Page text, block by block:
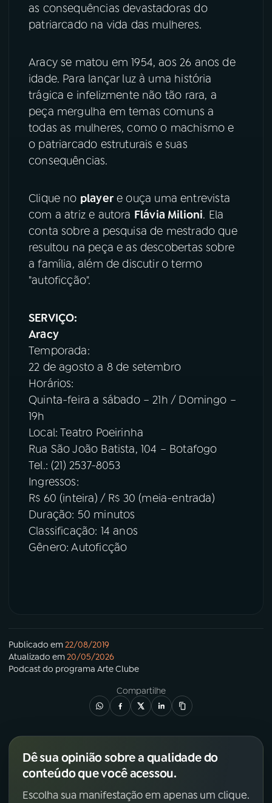
ACOMPANHE A RÁDIO MEC
YouTube Facebook
Instagram X
TikTok
as consequências devastadoras do
patriarcado na vida das mulheres.
Aracy se matou em 1954, aos 26 anos de
idade. Para lançar luz à uma história
trágica e infelizmente não tão rara, a
peça mergulha em temas comuns a
todas as mulheres, como o machismo e
o patriarcado estruturais e suas
consequências.
Clique no playere ouça uma entrevista
com a atriz e autora Flávia Milioni. Ela
conta sobre a pesquisa de mestrado que
resultou na peça e as descobertas sobre
a família, além de discutir o termo
"autoficção".
SERVIÇO:
Aracy
Temporada:
22 de agosto a 8 de setembro
Horários:
Quinta-feira a sábado – 21h / Domingo –
19h
Local: Teatro Poeirinha
Rua São João Batista, 104 – Botafogo
Tel.: (21) 2537-8053
Ingressos:
R$ 60 (inteira) / R$ 30 (meia-entrada)
Duração: 50 minutos
Classificação: 14 anos
Gênero: Autoficção
Publicado em22/08/2019
Atualizado em20/05/2026
Podcastdo programa Arte Clube
Compartilhe
Dê sua opinião sobre a qualidade do
conteúdo que você acessou.
Escolha sua manifestação em apenas um clique.